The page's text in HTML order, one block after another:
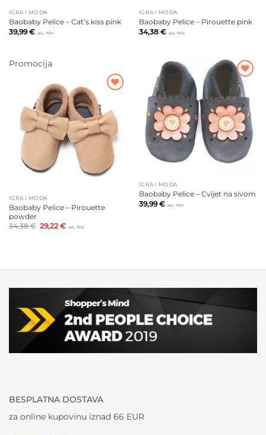
IGRA I MODA
Baobaby Pelice – Cat’s kiss pink
39,99€ uklj. PDV
IGRA I MODA
Baobaby Pelice – Pirouette pink
34,38 € uklj. PDV
Promocija
na listu
želja
IGRA I MODA
Baobaby Pelice – Pirouette
powder
34,38€ Izvorna
cijena
29,22€Trenutna
uklj. PDV
Dodajte
na listu
želja
IGRA I MODA
Baobaby Pelice – Cvijet na sivom
39,99€ uklj. PDV
BESPLATNA DOSTAVA
za online kupovinu iznad 66 EUR